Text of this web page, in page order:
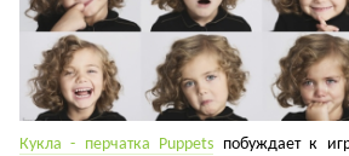
Кукла - перчатка Puppets побуждает к